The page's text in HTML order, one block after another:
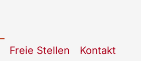
Freie Stellen Kontakt